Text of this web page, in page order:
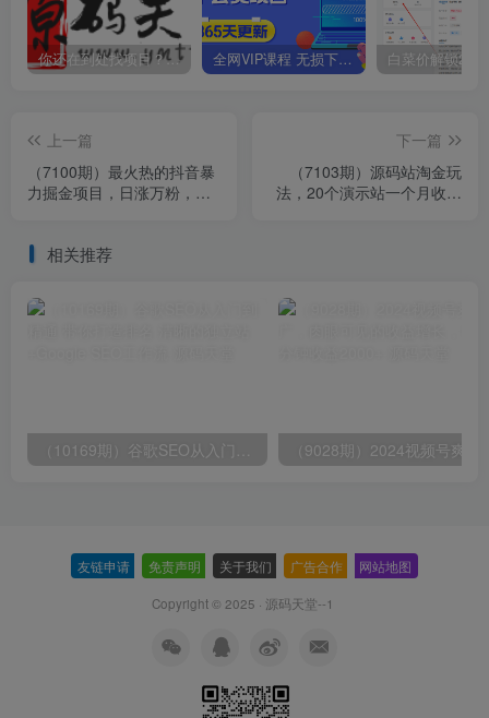
你还在到处找项目？还在当韭菜？我靠卖项目一个月收入5万+，曾经我也是个失败者。 全网VIP课程 无损下载~
上一篇
（7100期）最火热的抖音暴
力掘金项目，日涨万粉，多
下一篇
（7103期）源码站淘金玩
法，20个演示站一个月收入
相关推荐
友链申请 免责声明 关于我们 广告合作 网站地图
Copyright © 2025 · 源码天堂--1